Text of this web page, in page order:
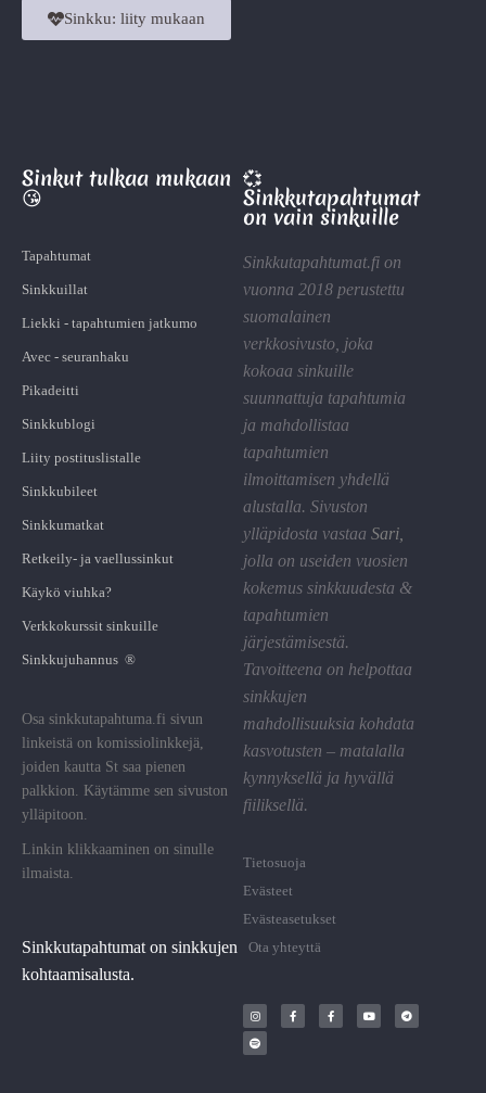
Sinkku: liity mukaan
Sinkut tulkaa mukaan
😘
Tapahtumat
Sinkkuillat
Liekki - tapahtumien jatkumo
Avec - seuranhaku
Pikadeitti
Sinkkublogi
Liity postituslistalle
Sinkkubileet
Sinkkumatkat
Retkeily- ja vaellussinkut
Käykö viuhka?
Verkkokurssit sinkuille
Sinkkujuhannus ®
Osa sinkkutapahtuma.fi sivun
linkeistä on komissiolinkkejä,
joiden kautta St saa pienen
palkkion. Käytämme sen sivuston
ylläpitoon.
Linkin klikkaaminen on sinulle
ilmaista.
Sinkkutapahtumat on sinkkujen
kohtaamisalusta.
💞
Sinkkutapahtumat
on vain sinkuille
Sinkkutapahtumat.fi on
vuonna 2018 perustettu
suomalainen
verkkosivusto, joka
kokoaa sinkuille
suunnattuja tapahtumia
ja mahdollistaa
tapahtumien
ilmoittamisen yhdellä
alustalla. Sivuston
ylläpidosta vastaa Sari
jolla on useiden vuosien
kokemus sinkkuudesta &
tapahtumien
järjestämisestä.
Tavoitteena on helpottaa
sinkkujen
mahdollisuuksia kohdata
kasvotusten – matalalla
kynnyksellä ja hyvällä
fiiliksellä.
Tietosuoja
Evästeet
Evästeasetukset
Ota yhteyttä